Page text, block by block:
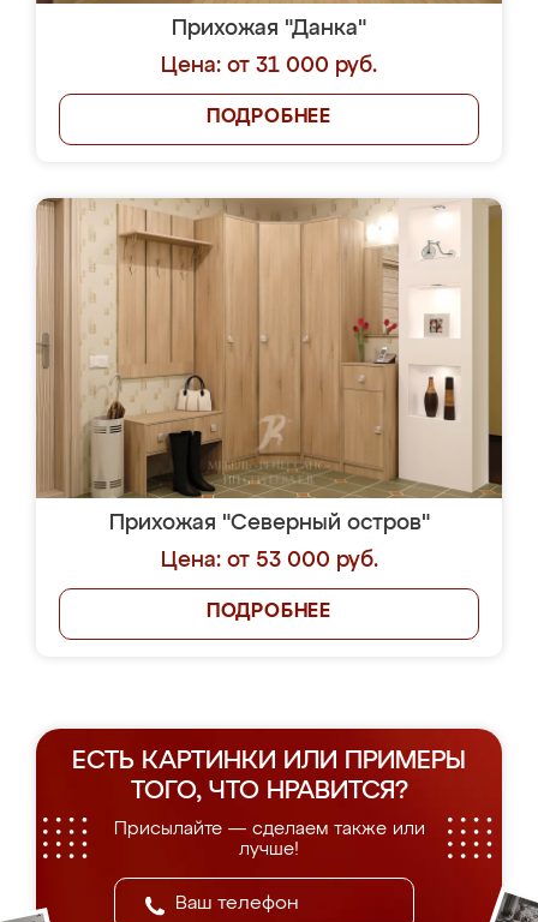
Прихожая "Данка"
Цена: от 31 000 руб.
ПОДРОБНЕЕ
Прихожая "Северный остров"
Цена: от 53 000 руб.
ПОДРОБНЕЕ
ЕСТЬ КАРТИНКИ ИЛИ ПРИМЕРЫ
ТОГО, ЧТО НРАВИТСЯ?
Присылайте — сделаем также или
лучше!